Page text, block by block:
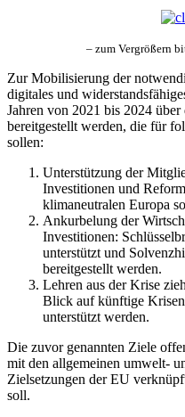
– zum Vergrößern
Zur Mobilisierung der
digitales und
Jahren von 2021 bis 2024
bereitgestellt werden, die für
sollen:
Unterstützung der
Investitionen und
klimaneutralen Europa
Ankurbelung der
Investitionen:
unterstützt und
bereitgestellt werden.
Lehren aus der Krise
Blick auf künftige
unterstützt werden.
Die zuvor genannten Ziele
mit den allgemeinen umwelt-
Zielsetzungen der EU
soll.